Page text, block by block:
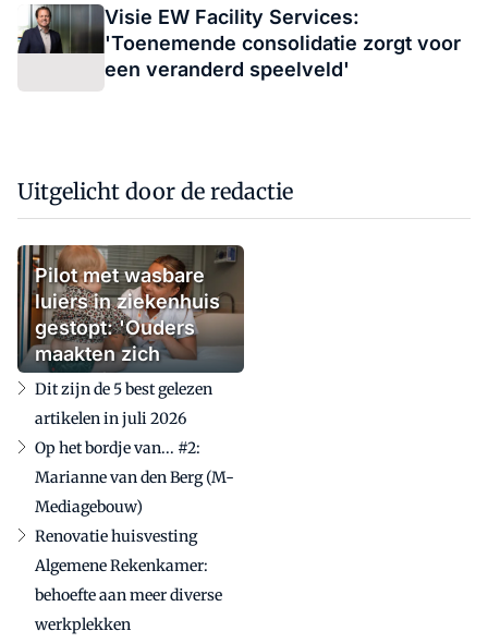
Visie EW Facility Services:
'Toenemende consolidatie zorgt voor
een veranderd speelveld'
Uitgelicht door de redactie
Pilot met wasbare
luiers in ziekenhuis
gestopt: 'Ouders
maakten zich
zorgen'
Dit zijn de 5 best gelezen
artikelen in juli 2026
Op het bordje van... #2:
Marianne van den Berg (M-
Mediagebouw)
Renovatie huisvesting
Algemene Rekenkamer:
behoefte aan meer diverse
werkplekken